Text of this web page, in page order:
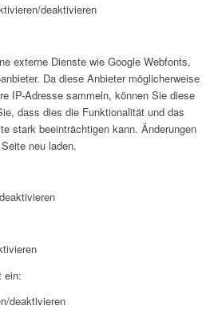
deaktivieren
externe Dienste wie Google Webfonts,
Da diese Anbieter möglicherweise
IP-Adresse sammeln, können Sie diese
dass dies die Funktionalität und das
stark beeinträchtigen kann. Änderungen
neu laden.
ein:
deaktivieren